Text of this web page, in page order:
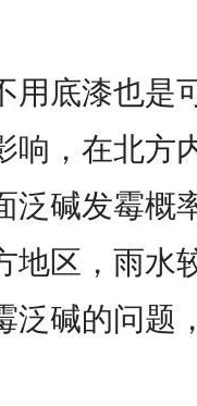
用底漆也是
响，在北方
泛碱发霉概
地区，雨水
泛碱的问题